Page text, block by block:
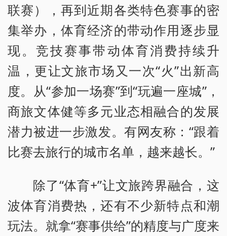
联赛），再到近期各类特色赛事的密
集举办，体育经济的带动作用逐步显
现。竞技赛事带动体育消费持续升
温，更让文旅市场又一次“火”出新高
度。从“参加一场赛”到“玩遍一座城”，
商旅文体健等多元业态相融合的发展
潜力被进一步激发。有网友称：“跟着
比赛去旅行的城市名单，越来越长。”
除了“体育+”让文旅跨界融合，这
波体育消费热，还有不少新特点和潮
玩法。就拿“赛事供给”的精度与广度来